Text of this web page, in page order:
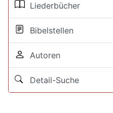
Liederbücher
Bibelstellen
Autoren
Detail-Suche